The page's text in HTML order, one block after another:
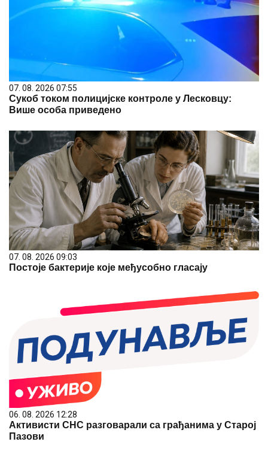
07. 08. 2026 07:55
Сукоб током полицијске контроле у Лесковцу:
Више особа приведено
07. 08. 2026 09:03
Постоје бактерије које међусобно гласају
06. 08. 2026 12:28
Активисти СНС разговарали са грађанима у Старој
Пазови